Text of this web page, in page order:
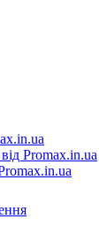
Promax.in.ua